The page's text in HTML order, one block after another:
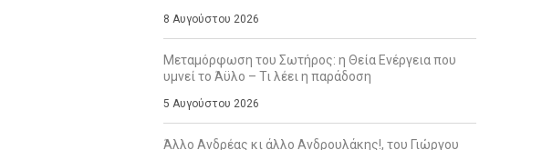
8 Αυγούστου 2026
Μεταμόρφωση του Σωτήρος: η Θεία Ενέργεια που
υμνεί το Άϋλο – Τι λέει η παράδοση
5 Αυγούστου 2026
Άλλο Ανδρέας κι άλλο Ανδρουλάκης!, του Γιώργου